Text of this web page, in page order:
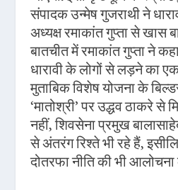
संपादक उन्मेष गुजराथी ने
अध्यक्ष रमाकांत गुप्ता से खास
बातचीत में रमाकांत गुप्ता ने
धारावी के लोगों से लड़ने का
मुताबिक विशेष योजना के
‘मातोश्री’ पर उद्धव ठाकरे से
नहीं, शिवसेना प्रमुख
से अंतरंग रिश्ते भी रहे हैं,
दोतरफा नीति की भी आलोचना